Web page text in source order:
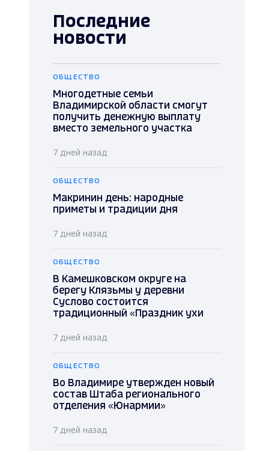
Последние
новости
ОБЩЕСТВО
Многодетные семьи
Владимирской области смогут
получить денежную выплату
вместо земельного участка
7 дней назад
ОБЩЕСТВО
Макринин день: народные
приметы и традиции дня
7 дней назад
ОБЩЕСТВО
В Камешковском округе на
берегу Клязьмы у деревни
Суслово состоится
традиционный «Праздник ухи
7 дней назад
ОБЩЕСТВО
Во Владимире утвержден новый
состав Штаба регионального
отделения «Юнармии»
7 дней назад